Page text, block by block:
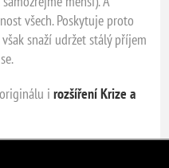
všech. Poskytuje proto
snaží udržet stálý příjem
originálu irozšíření Krize a